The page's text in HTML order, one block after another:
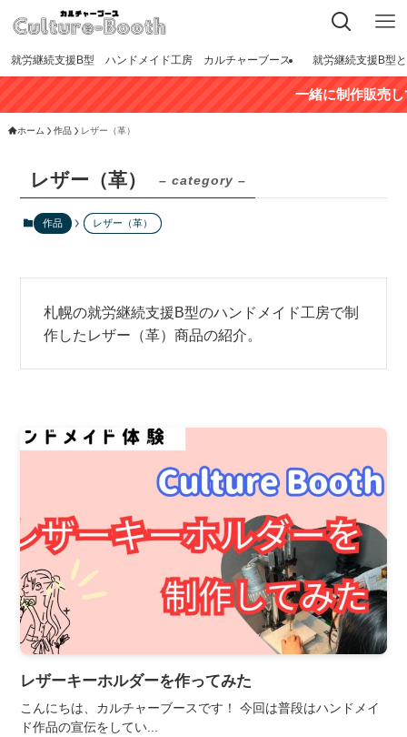
就労継続支援B型 ハンドメイド工房 カルチャーブース 就労継続支援B型
一緒に制作販売して頂け
ホーム 作品 レザー（革）
レザー（革） – category –
作品 レザー（革）
札幌の就労継続支援B型のハンドメイド工房で制
作したレザー（革）商品の紹介。
レザーキーホルダーを作ってみた
こんにちは、カルチャーブースです！ 今回は普段はハンドメイ
ド作品の宣伝をしてい...